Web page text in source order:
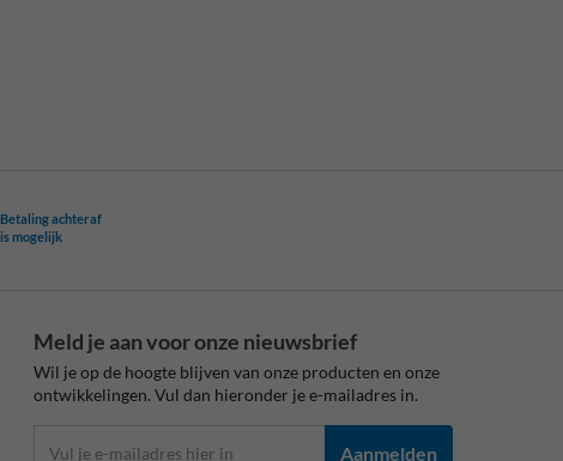
Betaling achteraf
is mogelijk
Meld je aan voor onze nieuwsbrief
Wil je op de hoogte blijven van onze producten en onze
ontwikkelingen. Vul dan hieronder je e-mailadres in.
Aanmelden